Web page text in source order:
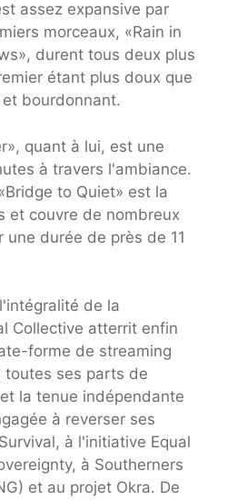
assez expansive par
morceaux, «Rain in
durent tous deux plus
étant plus doux que
bourdonnant.
quant à lui, est une
à travers l'ambiance.
to Quiet» est la
et couvre de nombreux
durée de près de 11
de la
Collective atterrit enfin
forme de streaming
toutes ses parts de
la tenue indépendante
à reverser ses
à l'initiative Equal
à Southerners
et au projet Okra. De